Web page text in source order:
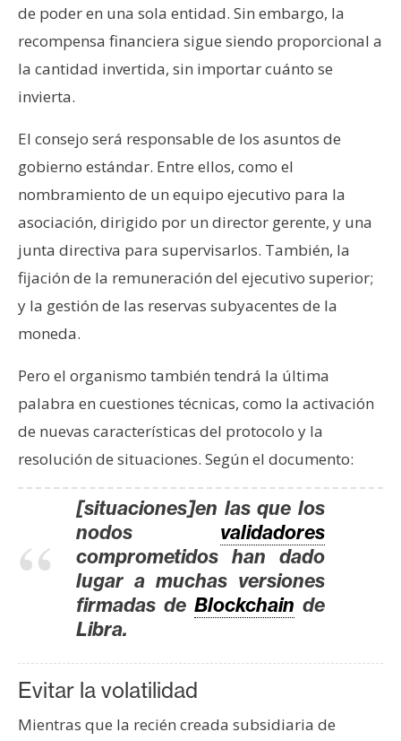
de poder en una sola entidad. Sin embargo, la
recompensa financiera sigue siendo proporcional a
la cantidad invertida, sin importar cuánto se
invierta.
El consejo será responsable de los asuntos de
gobierno estándar. Entre ellos, como el
nombramiento de un equipo ejecutivo para la
asociación, dirigido por un director gerente, y una
junta directiva para supervisarlos. También, la
fijación de la remuneración del ejecutivo superior;
y la gestión de las reservas subyacentes de la
moneda.
Pero el organismo también tendrá la última
palabra en cuestiones técnicas, como la activación
de nuevas características del protocolo y la
resolución de situaciones. Según el documento:
[situaciones]en las que los
nodos validadores
comprometidos han dado
lugar a muchas versiones
firmadas de Blockchain de
Libra.
Evitar la volatilidad
Mientras que la recién creada subsidiaria de